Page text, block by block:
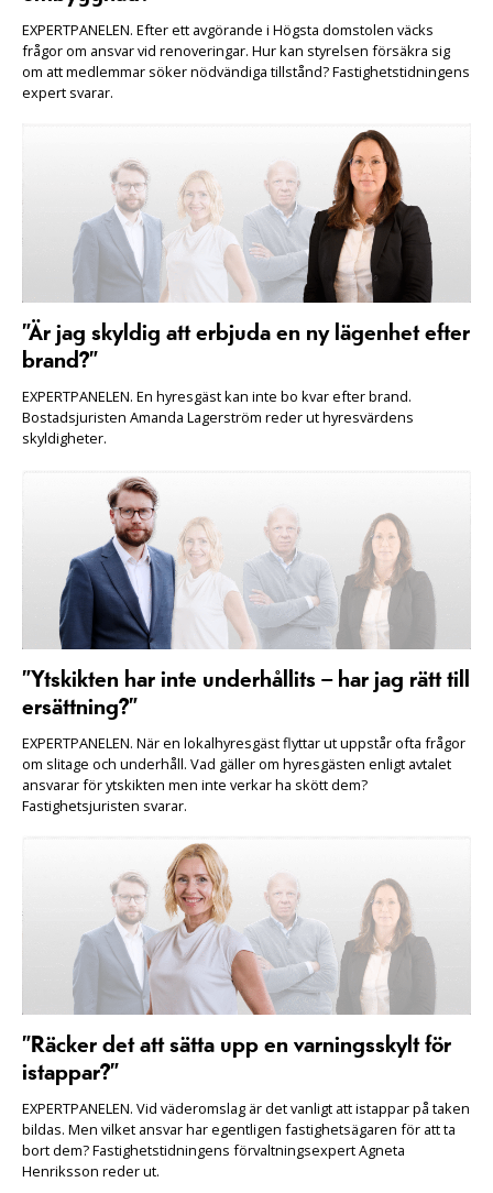
EXPERTPANELEN. Efter ett avgörande i Högsta domstolen väcks
frågor om ansvar vid renoveringar. Hur kan styrelsen försäkra sig
om att medlemmar söker nödvändiga tillstånd? Fastighetstidningens
expert svarar.
”Är jag skyldig att erbjuda en ny lägenhet efter
brand?”
EXPERTPANELEN. En hyresgäst kan inte bo kvar efter brand.
Bostadsjuristen Amanda Lagerström reder ut hyresvärdens
skyldigheter.
”Ytskikten har inte underhållits – har jag rätt till
ersättning?”
EXPERTPANELEN. När en lokalhyresgäst flyttar ut uppstår ofta frågor
om slitage och underhåll. Vad gäller om hyresgästen enligt avtalet
ansvarar för ytskikten men inte verkar ha skött dem?
Fastighetsjuristen svarar.
”Räcker det att sätta upp en varningsskylt för
istappar?”
EXPERTPANELEN. Vid väderomslag är det vanligt att istappar på taken
bildas. Men vilket ansvar har egentligen fastighetsägaren för att ta
bort dem? Fastighetstidningens förvaltningsexpert Agneta
Henriksson reder ut.